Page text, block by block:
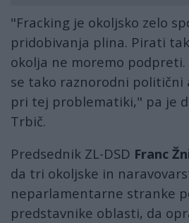
"Fracking je okoljsko zelo
pridobivanja plina. Pirati
okolja ne moremo podpreti.
se tako raznorodni
pri tej problematiki," pa je
Trbič.
Predsednik ZL-DSD Franc
da tri okoljske in
neparlamentarne stranke
predstavnike oblasti, da